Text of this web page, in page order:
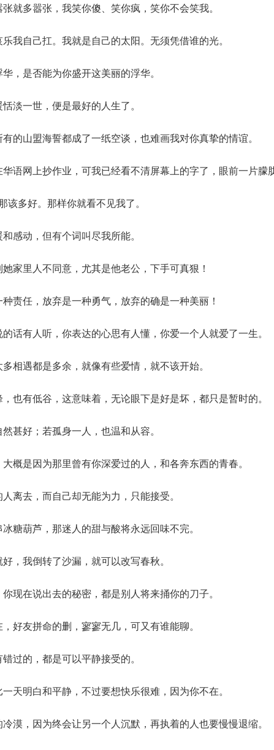
就多嚣张，我笑你傻、笑你疯，笑你不会笑我。
我自己扛。我就是自己的太阳。无须凭借谁的光。
，是否能为你盛开这美丽的浮华。
淡一世，便是最好的人生了。
的山盟海誓都成了一纸空谈，也难画我对你真挚的情谊。
语网上抄作业，可我已经看不清屏幕上的字了，眼前一片朦
多好。那样你就看不见我了。
感动，但有个词叫尽我所能。
家里人不同意，尤其是他老公，下手可真狠！
责任，放弃是一种勇气，放弃的确是一种美丽！
话有人听，你表达的心思有人懂，你爱一个人就爱了一生。
相遇都是多余，就像有些爱情，就不该开始。
也有低谷，这意味着，无论眼下是好是坏，都只是暂时的。
甚好；若孤身一人，也温和从容。
概是因为那里曾有你深爱过的人，和各奔东西的青春。
离去，而自己却无能为力，只能接受。
糖葫芦，那迷人的甜与酸将永远回味不完。
，我倒转了沙漏，就可以改写春秋。
现在说出去的秘密，都是别人将来捅你的刀子。
好友拼命的删，寥寥无几，可又有谁能聊。
过的，都是可以平静接受的。
天明白和平静，不过要想快乐很难，因为你不在。
漠，因为终会让另一个人沉默，再执着的人也要慢慢退缩。